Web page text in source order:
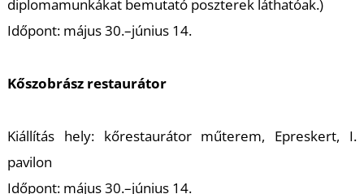
diplomamunkákat bemutató poszterek láthatóak.)
Időpont: május 30.–június 14.
Kőszobrász restaurátor
Kiállítás hely: kőrestaurátor műterem, Epreskert, I.
pavilon
Időpont: május 30.–június 14.